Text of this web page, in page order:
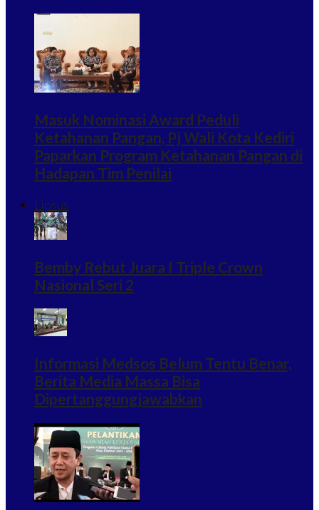
Masuk Nominasi Award Peduli
Ketahanan Pangan, Pj Wali Kota Kediri
Paparkan Program Ketahanan Pangan di
Hadapan Tim Penilai
Lipsus
Bemby Rebut Juara I Triple Crown
Nasional Seri 2
Informasi Medsos Belum Tentu Benar,
Berita Media Massa Bisa
Dipertanggungjawabkan